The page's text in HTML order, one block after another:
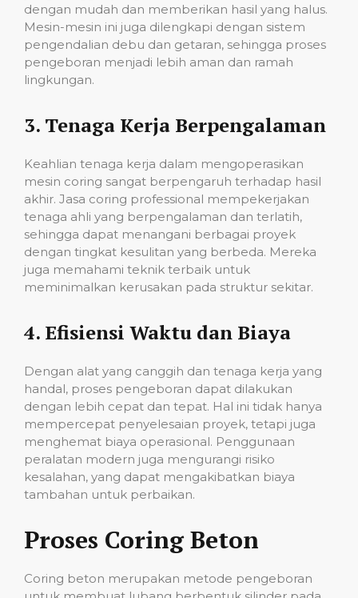
dengan mudah dan memberikan hasil yang halus.
Mesin-mesin ini juga dilengkapi dengan sistem
pengendalian debu dan getaran, sehingga proses
pengeboran menjadi lebih aman dan ramah
lingkungan.
3. Tenaga Kerja Berpengalaman
Keahlian tenaga kerja dalam mengoperasikan
mesin coring sangat berpengaruh terhadap hasil
akhir. Jasa coring professional mempekerjakan
tenaga ahli yang berpengalaman dan terlatih,
sehingga dapat menangani berbagai proyek
dengan tingkat kesulitan yang berbeda. Mereka
juga memahami teknik terbaik untuk
meminimalkan kerusakan pada struktur sekitar.
4. Efisiensi Waktu dan Biaya
Dengan alat yang canggih dan tenaga kerja yang
handal, proses pengeboran dapat dilakukan
dengan lebih cepat dan tepat. Hal ini tidak hanya
mempercepat penyelesaian proyek, tetapi juga
menghemat biaya operasional. Penggunaan
peralatan modern juga mengurangi risiko
kesalahan, yang dapat mengakibatkan biaya
tambahan untuk perbaikan.
Proses Coring Beton
Coring beton merupakan metode pengeboran